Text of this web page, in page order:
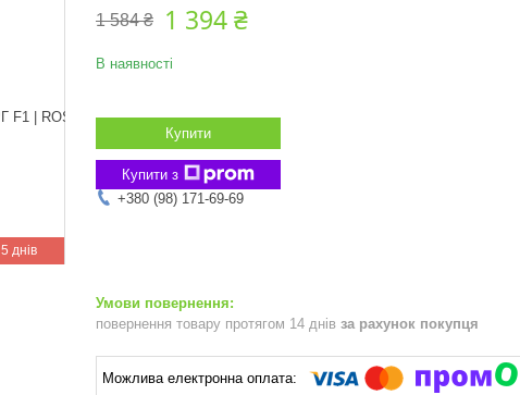
5 днів
1 584 ₴ 1 394 ₴
В наявності
Купити
Купити з
+380 (98) 171-69-69
повернення товару протягом 14 днів за рахунок покупця